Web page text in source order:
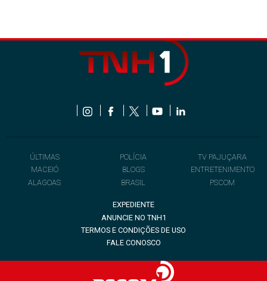
ÚLTIMAS
MACEIÓ
ALAGOAS
POLÍCIA
BLOGS
BRASIL
TV PAJUÇARA
ENTRETENIMENTO
PSCOM
EXPEDIENTE
ANUNCIE NO TNH1
TERMOS E CONDIÇÕES DE USO
FALE CONOSCO